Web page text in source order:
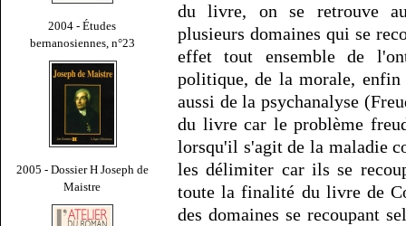
2004 - Études
bernanosiennes, n°23
2005 - Dossier H Joseph de
Maistre
du livre, on se retrouve
plusieurs domaines qui se
effet tout ensemble de
politique, de la morale,
aussi de la psychanalyse
du livre car le problème
lorsqu'il s'agit de la maladie
les délimiter car ils se
toute la finalité du livre de
des domaines se recoupant